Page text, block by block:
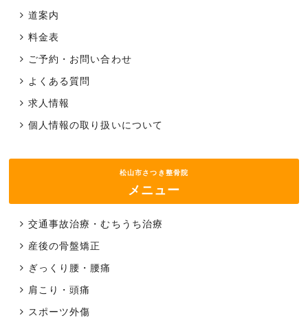
道案内
料金表
ご予約・お問い合わせ
よくある質問
求人情報
個人情報の取り扱いについて
松山市さつき整骨院
メニュー
交通事故治療・むちうち治療
産後の骨盤矯正
ぎっくり腰・腰痛
肩こり・頭痛
スポーツ外傷